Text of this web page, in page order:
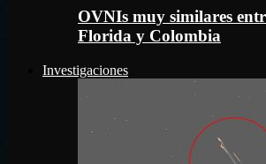
OVNIs muy similares
Florida y Colombia
Investigaciones